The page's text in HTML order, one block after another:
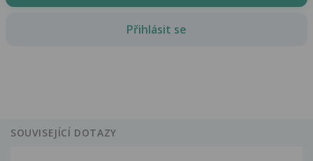
Přihlásit se
SOUVISEJÍCÍ DOTAZY